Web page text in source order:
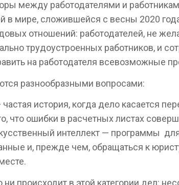
между работодателями и
в мире, сложившейся с весны 2020
отношений: работодателей, не
трудоустроенных работников, и
на работодателя всевозможные
разнообразными вопросами:
история, когда дело касается
что ошибки в расчетных листах
интеллект — программы
и, прежде чем, обращаться к
происходит в этой категории дел: